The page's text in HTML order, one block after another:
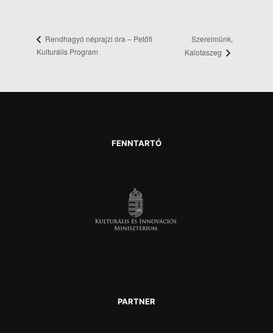
Rendhagyó néprajzi óra – Petőfi
Kulturális Program
Szerelmünk,
Kalotaszeg
FENNTARTÓ
PARTNER